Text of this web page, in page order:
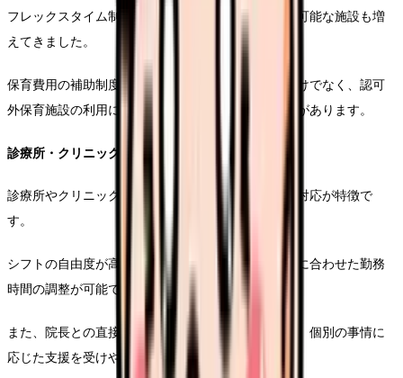
フレックスタイム制の導入や、在宅勤務との併用が可能な施設も増
えてきました。
保育費用の補助制度も充実しており、認可保育所だけでなく、認可
外保育施設の利用に対しても補助が適用される場合があります。
診療所・クリニックの支援制度
診療所やクリニックでは、小規模ならではの柔軟な対応が特徴で
す。
シフトの自由度が高く、子育て中のスタッフの状況に合わせた勤務
時間の調整が可能です。
また、院長との直接的なコミュニケーションにより、個別の事情に
応じた支援を受けやすい環境となっています。